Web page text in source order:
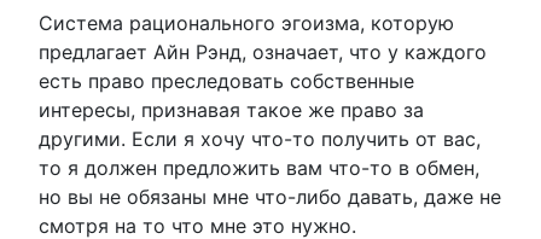
Система рационального эгоизма, которую
предлагает Айн Рэнд, означает, что у каждого
есть право преследовать собственные
интересы, признавая такое же право за
другими. Если я хочу что-то получить от вас,
то я должен предложить вам что-то в обмен,
но вы не обязаны мне что-либо давать, даже не
смотря на то что мне это нужно.